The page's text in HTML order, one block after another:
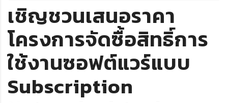
เชิญชวนเสนอราคา
โครงการจัดซื้อสิทธิ์การ
ใช้งานซอฟต์แวร์แบบ
Subscription